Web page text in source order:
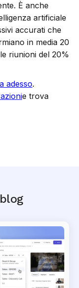
È anche
artificiale
accurati che
in media 20
riunioni del 20%
adesso.
e trova